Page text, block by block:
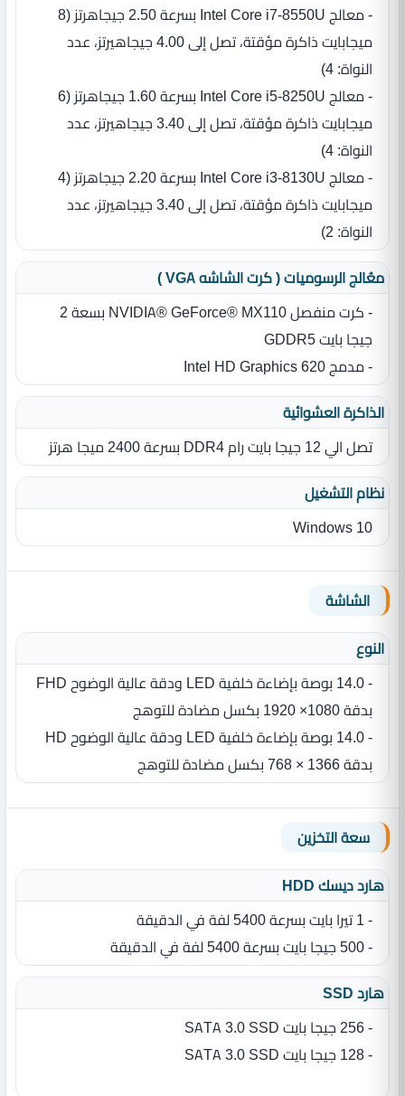
- معالج Intel Core i7‎-8550U بسرعة 2.50 جيجاهرتز ‏(‏8
ميجابايت ذاكرة مؤقتة، تصل إلى 4.00 جيجاهيرتز، عدد
النواة‏:‏ 4‏)‏
- معالج Intel Core i5‎-8250U بسرعة 1.60 جيجاهرتز ‏(‏6
ميجابايت ذاكرة مؤقتة، تصل إلى 3.40 جيجاهيرتز، عدد
النواة‏:‏ 4‏)‏
- معالج Intel Core i3‎-8130U بسرعة 2.20 جيجاهرتز ‏(‏4
ميجابايت ذاكرة مؤقتة، تصل إلى 3.40 جيجاهيرتز، عدد
النواة‏:‏ 2‏)‏
معُالج الرسوميات ( كرت الشاشه VGA )
- كرت منفصل NVIDIA® GeForce® MX110 بسعة 2
جيجا بايت GDDR5
- مدمج Intel HD Graphics 620
الذاكرة العشوائية
تصل الي 12 جيجا بايت رام DDR4 بسرعة 2400 ميجا هرتز
نظام التشغيل
Windows 10
الشاشة
النوع
- 14.0 بوصة بإضاءة خلفية LED ودقة عالية الوضوح FHD
بدقة 1080× 1920 بكسل مضادة للتوهج
- 14.0 بوصة بإضاءة خلفية LED ودقة عالية الوضوح HD
بدقة 1366 × 768 بكسل مضادة للتوهج
سعة التخزين
هارد ديسك HDD
- 1 تيرا بايت بسرعة 5400 لفة في الدقيقة
- 500 جيجا بايت بسرعة 5400 لفة في الدقيقة
هارد SSD
- 256 جيجا بايت SATA 3.0 SSD
- 128 جيجا بايت SATA 3.0 SSD